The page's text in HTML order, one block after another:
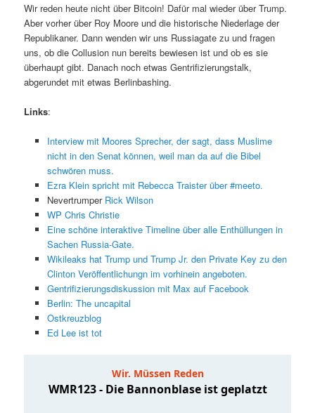
Wir reden heute nicht über Bitcoin! Dafür mal wieder über Trump.
Aber vorher über Roy Moore und die historische Niederlage der
Republikaner. Dann wenden wir uns Russiagate zu und fragen
uns, ob die Collusion nun bereits bewiesen ist und ob es sie
überhaupt gibt. Danach noch etwas Gentrifizierungstalk,
abgerundet mit etwas Berlinbashing.
Links:
Interview mit Moores Sprecher, der sagt, dass Muslime
nicht in den Senat können, weil man da auf die Bibel
schwören muss.
Ezra Klein spricht mit Rebecca Traister über #meeto.
Nevertrumper Rick Wilson
WP Chris Christie
Eine schöne interaktive Timeline über alle Enthüllungen in
Sachen Russia-Gate.
Wikileaks hat Trump und Trump Jr. den Private Key zu den
Clinton Veröffentlichungn im vorhinein angeboten.
Gentrifizierungsdiskussion mit Max auf Facebook
Berlin: The uncapital
Ostkreuzblog
Ed Lee ist tot